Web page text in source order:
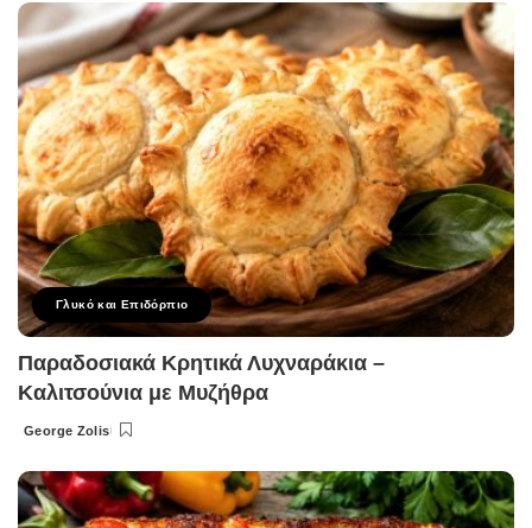
Γλυκό και Επιδόρπιο
Παραδοσιακά Κρητικά Λυχναράκια –
Καλιτσούνια με Μυζήθρα
Posted
George Zolis